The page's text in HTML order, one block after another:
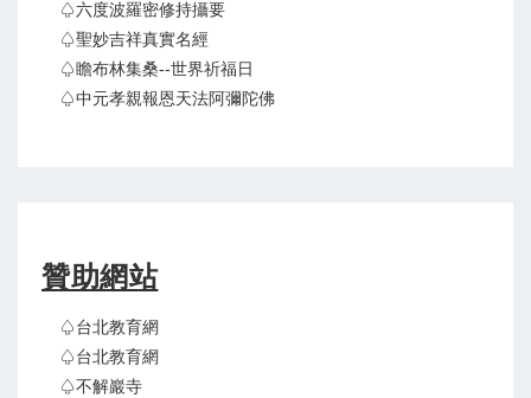
♤六度波羅密修持攝要
♤聖妙吉祥真實名經
♤瞻布林集桑--世界祈福日
♤中元孝親報恩天法阿彌陀佛
贊助網站
♤台北教育網
♤台北教育網
♤不解巖寺